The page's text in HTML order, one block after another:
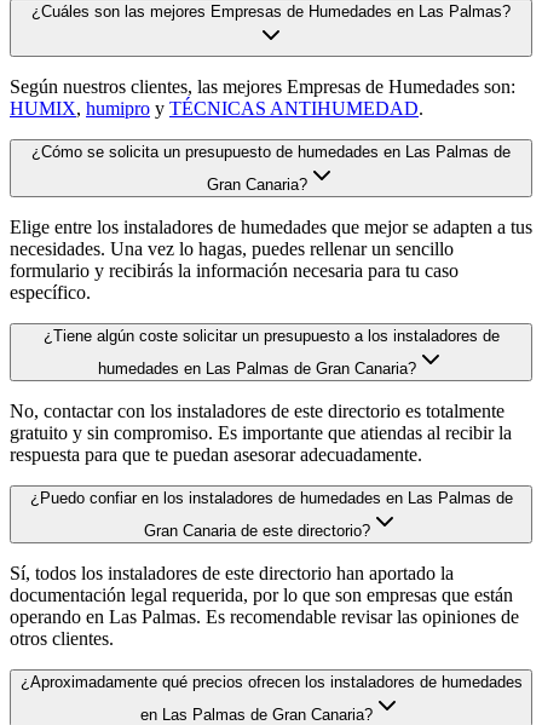
¿Cuáles son las mejores Empresas de Humedades en Las Palmas?
Según nuestros clientes, las mejores Empresas de Humedades son:
HUMIX, humipro y TÉCNICAS ANTIHUMEDAD.
¿Cómo se solicita un presupuesto de humedades en Las Palmas de
Gran Canaria?
Elige entre los instaladores de humedades que mejor se adapten a tus
necesidades. Una vez lo hagas, puedes rellenar un sencillo
formulario y recibirás la información necesaria para tu caso
específico.
¿Tiene algún coste solicitar un presupuesto a los instaladores de
humedades en Las Palmas de Gran Canaria?
No, contactar con los instaladores de este directorio es totalmente
gratuito y sin compromiso. Es importante que atiendas al recibir la
respuesta para que te puedan asesorar adecuadamente.
¿Puedo confiar en los instaladores de humedades en Las Palmas de
Gran Canaria de este directorio?
Sí, todos los instaladores de este directorio han aportado la
documentación legal requerida, por lo que son empresas que están
operando en Las Palmas. Es recomendable revisar las opiniones de
otros clientes.
¿Aproximadamente qué precios ofrecen los instaladores de humedades
en Las Palmas de Gran Canaria?